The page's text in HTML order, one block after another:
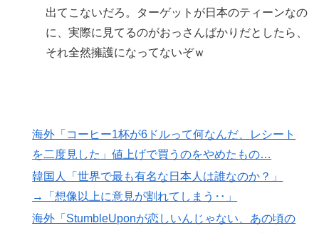
出てこないだろ。ターゲットが日本のティーンなの
に、実際に見てるのがおっさんばかりだとしたら、
それ全然擁護になってないぞｗ
海外「コーヒー1杯が6ドルって何なんだ、レシート
を二度見した」値上げで買うのをやめたもの…
韓国人「世界で最も有名な日本人は誰なのか？」
→「想像以上に意見が割れてしまう‥」
海外「StumbleUponが恋しいんじゃない、あの頃の